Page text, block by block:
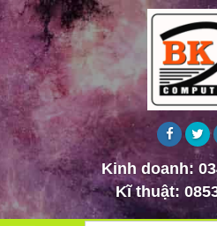
Kinh doanh:
Kĩ thuật: